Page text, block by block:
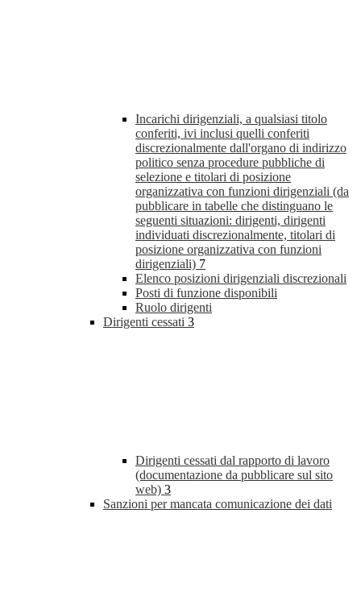
Incarichi dirigenziali, a qualsiasi titolo
conferiti, ivi inclusi quelli conferiti
discrezionalmente dall'organo di indirizzo
politico senza procedure pubbliche di
selezione e titolari di posizione
organizzativa con funzioni dirigenziali (da
pubblicare in tabelle che distinguano le
seguenti situazioni: dirigenti, dirigenti
individuati discrezionalmente, titolari di
posizione organizzativa con funzioni
dirigenziali) 7
Elenco posizioni dirigenziali discrezionali
Posti di funzione disponibili
Ruolo dirigenti
Dirigenti cessati 3
Dirigenti cessati dal rapporto di lavoro
(documentazione da pubblicare sul sito
web) 3
Sanzioni per mancata comunicazione dei dati